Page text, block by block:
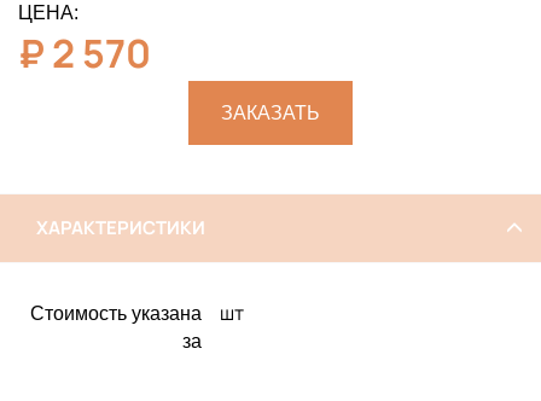
ЦЕНА:
₽2 570
ЗАКАЗАТЬ
ХАРАКТЕРИСТИКИ
Стоимость указана
за
шт